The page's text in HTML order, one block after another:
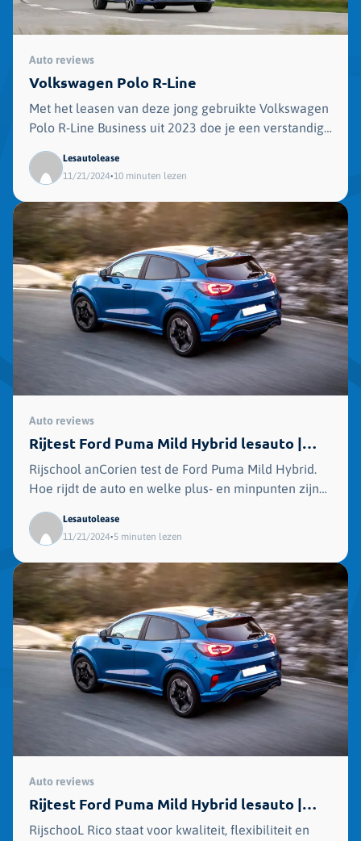
Auto reviews
Volkswagen Polo R-Line
Met het leasen van deze jong gebruikte Volkswagen
Polo R-Line Business uit 2023 doe je een verstandige
Lesautolease
11/21/2024•10 minuten lezen
Auto reviews
Rijtest Ford Puma Mild Hybrid lesauto |
Rijschool van Corrien
Rijschool anCorien test de Ford Puma Mild Hybrid.
Hoe rijdt de auto en welke plus- en minpunten zijn
Lesautolease
11/21/2024•5 minuten lezen
Auto reviews
Rijtest Ford Puma Mild Hybrid lesauto |
Rijschool Rico
RijschooL Rico staat voor kwaliteit, flexibiliteit en